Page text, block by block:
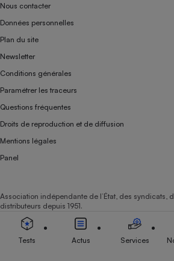
Nous contacter
Données personnelles
Plan du site
Newsletter
Conditions générales
Paramétrer les traceurs
Questions fréquentes
Droits de reproduction et de diffusion
Mentions légales
Panel
Association indépendante de l’État, des syndicats,
distributeurs depuis 1951.
Tests Actus Services